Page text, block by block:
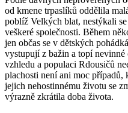
od kmene trpaslíků oddělila
poblíž Velkých blat, nestýkali
veškeré společnosti. Během
jen občas se v dětských
vystupují z bažin a topí nevinné
vzhledu a populaci Rdousičů
plachosti není ani moc
jejich nehostinnému životu se
výrazně zkrátila doba života.